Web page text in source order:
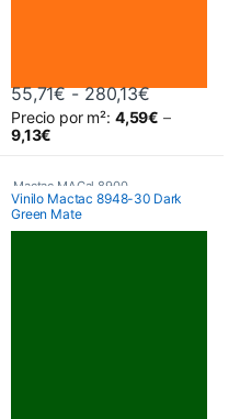
desde 49,27€ hasta
Las opciones se
55,71€ - 280,13€Rango de
Precio por m²: 4,59€ –
9,13€
Este producto tiene múltiples
Mactac MACal 8900
Monoméricos
Vinilo Mactac 8948-30 Dark
Green Mate